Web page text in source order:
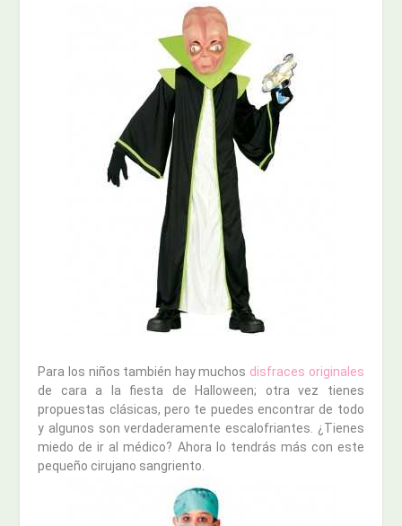
Para los niños también hay muchos disfraces originales
de cara a la fiesta de Halloween; otra vez tienes
propuestas clásicas, pero te puedes encontrar de todo
y algunos son verdaderamente escalofriantes. ¿Tienes
miedo de ir al médico? Ahora lo tendrás más con este
pequeño cirujano sangriento.